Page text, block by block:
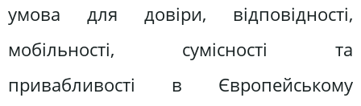
умова для довіри, відповідності,
мобільності, сумісності та
привабливості в Європейському